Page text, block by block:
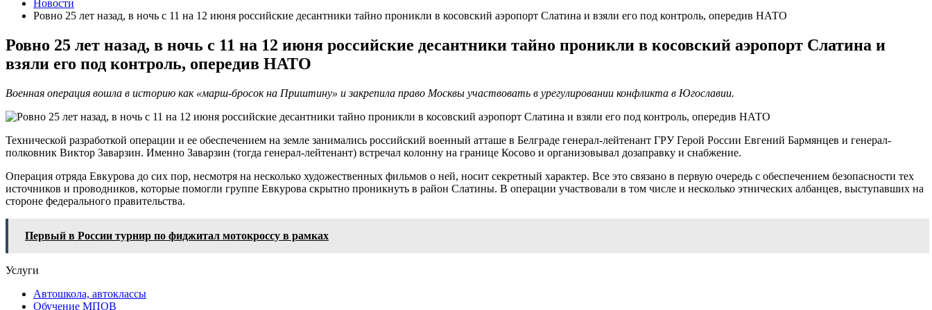
Новости
Ровно 25 лет назад, в ночь с 11 на 12 июня российские десантники тайно проникли в косовский аэропорт Слатина и взяли его под контроль, опередив НАТО
Ровно 25 лет назад, в ночь с 11 на 12 июня российские десантники тайно проникли в косовский аэропорт Слатина и
взяли его под контроль, опередив НАТО
Военная операция вошла в историю как «марш-бросок на Приштину» и закрепила право Москвы участвовать в урегулировании конфликта в Югославии.
Технической разработкой операции и ее обеспечением на земле занимались российский военный атташе в Белграде генерал-лейтенант ГРУ Герой России Евгений Бармянцев и генерал-
полковник Виктор Заварзин. Именно Заварзин (тогда генерал-лейтенант) встречал колонну на границе Косово и организовывал дозаправку и снабжение.
Операция отряда Евкурова до сих пор, несмотря на несколько художественных фильмов о ней, носит секретный характер. Все это связано в первую очередь с обеспечением безопасности тех
источников и проводников, которые помогли группе Евкурова скрытно проникнуть в район Слатины. В операции участвовали в том числе и несколько этнических албанцев, выступавших на
стороне федерального правительства.
Первый в России турнир по фиджитал мотокроссу в рамках
Услуги
Автошкола, автоклассы
Обучение МПОВ